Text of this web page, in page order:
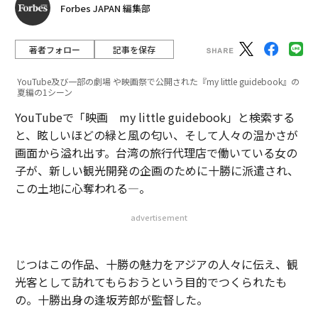
Forbes JAPAN 編集部
著者フォロー 記事を保存
YouTube及び一部の劇場 や映画祭で公開された『my little guidebook』の
夏編の1シーン
YouTubeで「映画 my little guidebook」と検索する
と、眩しいほどの緑と風の匂い、そして人々の温かさが
画面から溢れ出す。台湾の旅行代理店で働いている女の
子が、新しい観光開発の企画のために十勝に派遣され、
この土地に心奪われる—。
advertisement
じつはこの作品、十勝の魅力をアジアの人々に伝え、観
光客として訪れてもらおうという目的でつくられたも
の。十勝出身の逢坂芳郎が監督した。